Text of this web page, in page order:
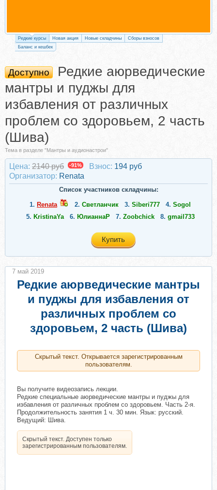
Редкие курсы Новая акция Новые складчины
Сборы взносов
Баланс и кешбек
Доступно
Редкие аюрведические
мантры и пуджы для
избавления от различных
проблем со здоровьем, 2 часть
(Шива)
Тема в разделе "Мантры и аудионастрои"
Цена: 2140 руб -91% Взнос: 194 руб
Организатор: Renata
Список участников складчины:
1. Renata 2. Светланчик 3. Siberi777 4. Sogol
5. KristinaYa 6. ЮлианнаР 7. Zoobchick 8. gmail733
Купить
Редкие аюрведические мантры
и пуджы для избавления от
различных проблем со
здоровьем, 2 часть (Шива)
Скрытый текст. Открывается зарегистрированным
пользователям.
Вы получите видеозапись лекции.
Редкие специальные аюрведические мантры и пуджы для
избавления от различных проблем со здоровьем. Часть 2-я.
Продолжительность занятия 1 ч. 30 мин. Язык: русский.
Ведущий: Шива.
Скрытый текст. Доступен только
зарегистрированным пользователям.
7 май 2019